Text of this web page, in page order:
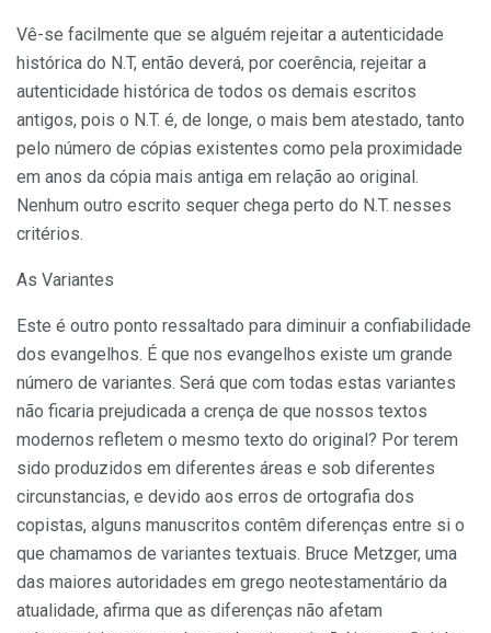
Vê-se facilmente que se alguém rejeitar a autenticidade
histórica do N.T, então deverá, por coerência, rejeitar a
autenticidade histórica de todos os demais escritos
antigos, pois o N.T. é, de longe, o mais bem atestado, tanto
pelo número de cópias existentes como pela proximidade
em anos da cópia mais antiga em relação ao original.
Nenhum outro escrito sequer chega perto do N.T. nesses
critérios.
As Variantes
Este é outro ponto ressaltado para diminuir a confiabilidade
dos evangelhos. É que nos evangelhos existe um grande
número de variantes. Será que com todas estas variantes
não ficaria prejudicada a crença de que nossos textos
modernos refletem o mesmo texto do original? Por terem
sido produzidos em diferentes áreas e sob diferentes
circunstancias, e devido aos erros de ortografia dos
copistas, alguns manuscritos contêm diferenças entre si o
que chamamos de variantes textuais. Bruce Metzger, uma
das maiores autoridades em grego neotestamentário da
atualidade, afirma que as diferenças não afetam